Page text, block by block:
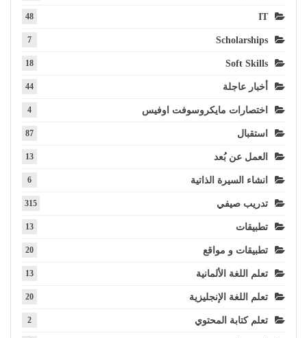
IT
48
Scholarships
7
Soft Skills
18
أخبار عاجلة 44
اختصارات مايكروسوفت اوفيس 4
استقبال 87
العمل عن بُعد 13
انشاء السيرة الذاتية 6
تدريب صيفي 315
تطبيقات 13
تطبيقات و مواقع 20
تعلم اللغة الألمانية 13
تعلم اللغة الإنجليزية 20
تعلم كتابة المحتوي 2